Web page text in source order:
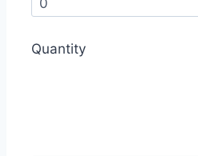
Quantity